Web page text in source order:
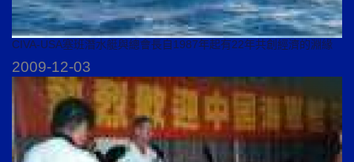
CIVA-USA塞班潛水艇與總會長自1987年起有22年共創經濟的淵緣
2009-12-03